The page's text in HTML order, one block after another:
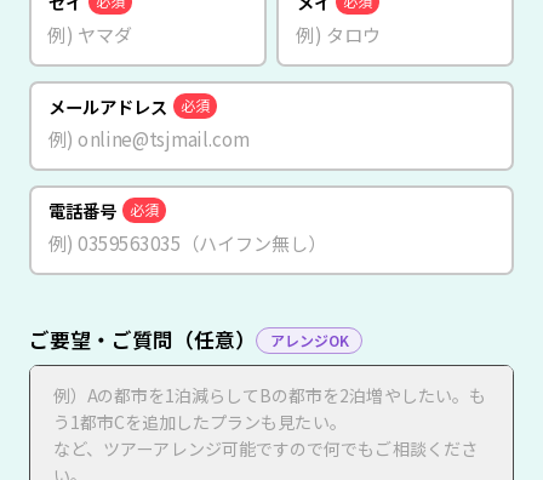
メールアドレス 必須
電話番号 必須
ご要望・ご質問（任意） アレンジOK